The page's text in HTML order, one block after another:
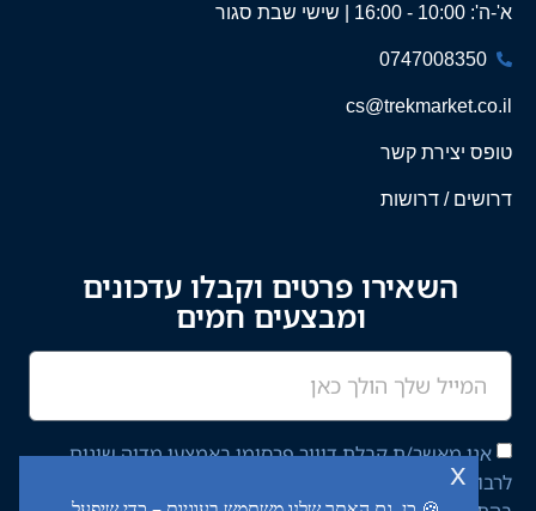
x
א'-ה': 10:00 - 16:00 | שישי שבת סגור
0747008350
cs@trekmarket.co.il
טופס יצירת קשר
דרושים / דרושות
השאירו פרטים וקבלו עדכונים
ומבצעים חמים
אני מאשר/ת קבלת דיוור פרסומי באמצעי מדיה שונים
לרבות מסרון ודוא"ל מחברת יציב איתן השקעות בע"מ,